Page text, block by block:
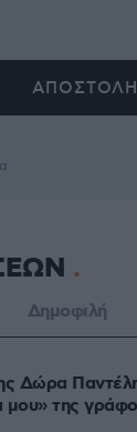
Δημοφιλή
Δώρα
της